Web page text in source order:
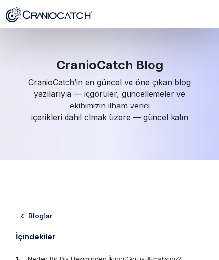
CranioCatch Blog
CranioCatch’in en güncel ve öne çıkan blog
yazılarıyla — içgörüler, güncellemeler ve
ekibimizin ilham verici
içerikleri dahil olmak üzere — güncel kalın
Bloglar
İçindekiler